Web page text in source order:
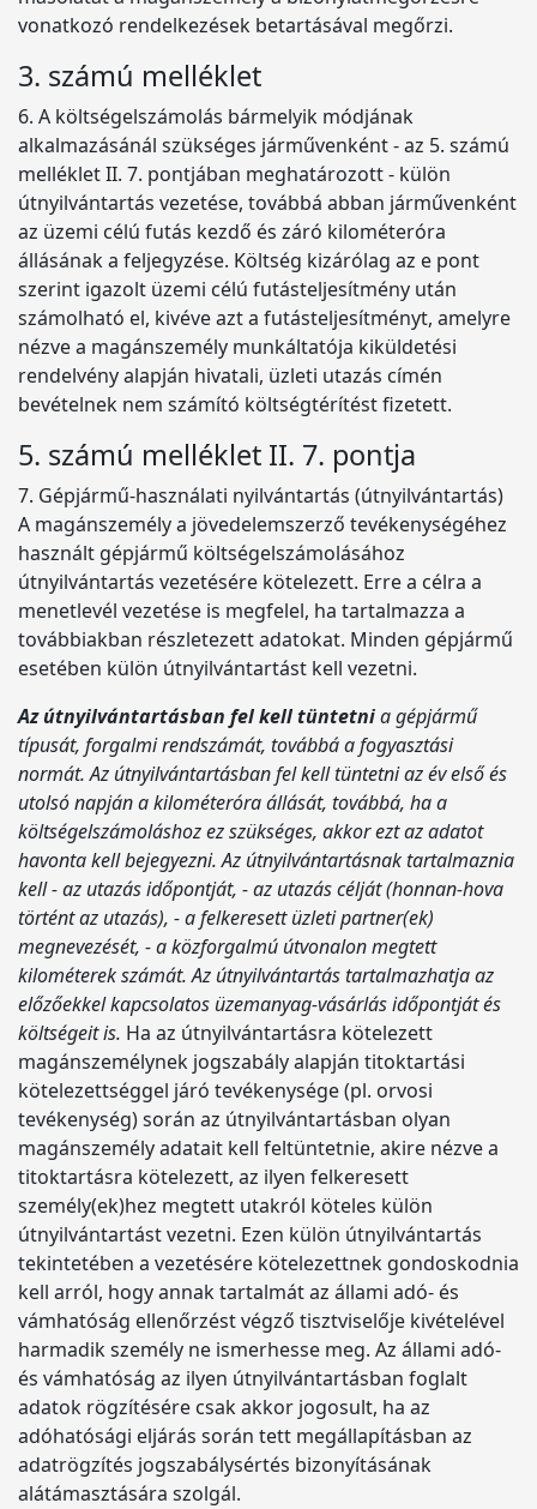
vonatkozó rendelkezések betartásával megőrzi.
3. számú melléklet
6. A költségelszámolás bármelyik módjának
alkalmazásánál szükséges járművenként - az 5. számú
melléklet II. 7. pontjában meghatározott - külön
útnyilvántartás vezetése, továbbá abban járművenként
az üzemi célú futás kezdő és záró kilométeróra
állásának a feljegyzése. Költség kizárólag az e pont
szerint igazolt üzemi célú futásteljesítmény után
számolható el, kivéve azt a futásteljesítményt, amelyre
nézve a magánszemély munkáltatója kiküldetési
rendelvény alapján hivatali, üzleti utazás címén
bevételnek nem számító költségtérítést fizetett.
5. számú melléklet II. 7. pontja
7. Gépjármű-használati nyilvántartás (útnyilvántartás)
A magánszemély a jövedelemszerző tevékenységéhez
használt gépjármű költségelszámolásához
útnyilvántartás vezetésére kötelezett. Erre a célra a
menetlevél vezetése is megfelel, ha tartalmazza a
továbbiakban részletezett adatokat. Minden gépjármű
esetében külön útnyilvántartást kell vezetni.
Az útnyilvántartásban fel kell tüntetnia gépjármű
típusát, forgalmi rendszámát, továbbá a fogyasztási
normát. Az útnyilvántartásban fel kell tüntetni az év első és
utolsó napján a kilométeróra állását, továbbá, ha a
költségelszámoláshoz ez szükséges, akkor ezt az adatot
havonta kell bejegyezni. Az útnyilvántartásnak tartalmaznia
kell - az utazás időpontját, - az utazás célját (honnan-hova
történt az utazás), - a felkeresett üzleti partner(ek)
megnevezését, - a közforgalmú útvonalon megtett
kilométerek számát. Az útnyilvántartás tartalmazhatja az
előzőekkel kapcsolatos üzemanyag-vásárlás időpontját és
költségeit is. Ha az útnyilvántartásra kötelezett
magánszemélynek jogszabály alapján titoktartási
kötelezettséggel járó tevékenysége (pl. orvosi
tevékenység) során az útnyilvántartásban olyan
magánszemély adatait kell feltüntetnie, akire nézve a
titoktartásra kötelezett, az ilyen felkeresett
személy(ek)hez megtett utakról köteles külön
útnyilvántartást vezetni. Ezen külön útnyilvántartás
tekintetében a vezetésére kötelezettnek gondoskodnia
kell arról, hogy annak tartalmát az állami adó- és
vámhatóság ellenőrzést végző tisztviselője kivételével
harmadik személy ne ismerhesse meg. Az állami adó-
és vámhatóság az ilyen útnyilvántartásban foglalt
adatok rögzítésére csak akkor jogosult, ha az
adóhatósági eljárás során tett megállapításban az
adatrögzítés jogszabálysértés bizonyításának
alátámasztására szolgál.